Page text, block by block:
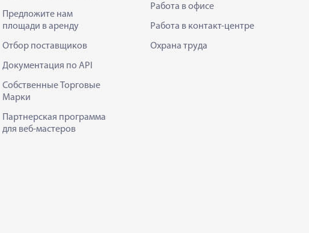
Предложите нам
площади в аренду
Отбор поставщиков
Документация по API
Собственные Торговые
Марки
Партнерская программа
для веб-мастеров
Работа в офисе
Работа в контакт-центре
Охрана труда